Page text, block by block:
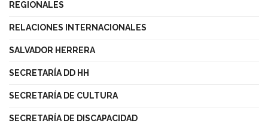
REGIONALES
RELACIONES INTERNACIONALES
SALVADOR HERRERA
SECRETARÍA DD HH
SECRETARÍA DE CULTURA
SECRETARÍA DE DISCAPACIDAD